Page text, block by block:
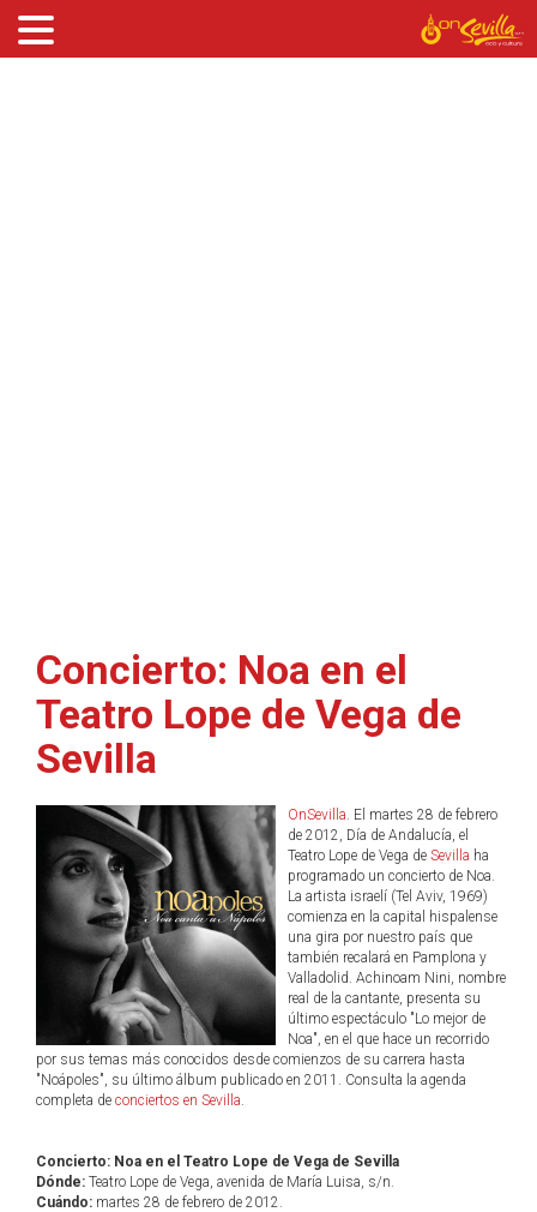
Concierto: Noa en el
Teatro Lope de Vega de
Sevilla
OnSevilla. El martes 28 de febrero
de 2012, Día de Andalucía, el
Teatro Lope de Vega de Sevilla ha
programado un concierto de Noa.
La artista israelí (Tel Aviv, 1969)
comienza en la capital hispalense
una gira por nuestro país que
también recalará en Pamplona y
Valladolid. Achinoam Nini, nombre
real de la cantante, presenta su
último espectáculo "Lo mejor de
Noa", en el que hace un recorrido
por sus temas más conocidos desde comienzos de su carrera hasta
"Noápoles", su último álbum publicado en 2011. Consulta la agenda
completa de conciertos en Sevilla.
Concierto: Noa en el Teatro Lope de Vega de Sevilla
Dónde: Teatro Lope de Vega, avenida de María Luisa, s/n.
Cuándo: martes 28 de febrero de 2012.